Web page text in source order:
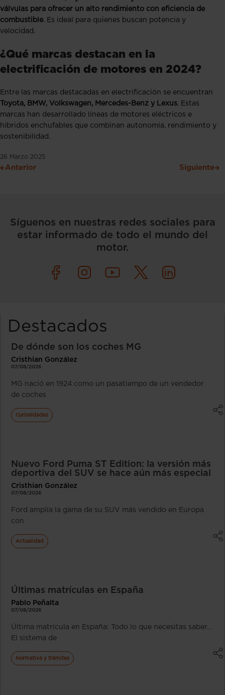
válvulas para ofrecer un alto rendimiento con eficiencia de
combustible. Es ideal para quienes buscan potencia y
velocidad.
¿Qué marcas destacan en la
electrificación de motores en 2024?
Entre las marcas destacadas en electrificación se encuentran
Toyota, BMW, Volkswagen, Mercedes-Benz y Lexus. Estas
marcas han desarrollado líneas de motores eléctricos e
híbridos enchufables que combinan autonomía, rendimiento y
sostenibilidad.
26 Marzo 2025
Anterior Siguiente
Síguenos en nuestras redes sociales para
estar informado de todo el mundo del
motor.
Destacados
De dónde son los coches MG
Cristhian González
07/08/2026
MG nació en 1924 como un pasatiempo de un vendedor
de coches
Curiosidades
Nuevo Ford Puma ST Edition: la versión más
deportiva del SUV se hace aún más especial
Cristhian González
07/08/2026
Ford amplía la gama de su SUV más vendido en Europa
con
Actualidad
Últimas matrículas en España
Pablo Peñalta
07/08/2026
Última matrícula en España: Todo lo que necesitas saber…
El sistema de
Normativa y trámites